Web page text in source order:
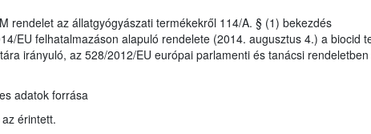
az állatgyógyászati termékekről 114/A. § (1) bekezdés
EU felhatalmazáson alapuló rendelete (2014. augusztus 4.) a biocid
irányuló, az 528/2012/EU európai parlamenti és tanácsi
adatok forrása
érintett.